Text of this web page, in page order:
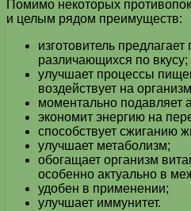
Помимо некоторых
и целым рядом преимуществ:
изготовитель
различающихся по вкусу;
улучшает процессы
воздействует на
моментально подавляет
экономит энергию на
способствует сжиганию
улучшает метаболизм;
обогащает организм
особенно актуально в
удобен в применении;
улучшает иммунитет.